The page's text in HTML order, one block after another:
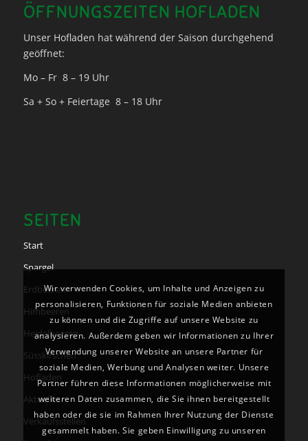
ÖFFNUNGSZEITEN HOFLADEN
Unser Hofladen hat während der Saison durchgehend
geöffnet:
Mo – Fr 8 – 19 Uhr
Sa + So + Feiertage 8 – 18 Uhr
SEITEN
Start
Spargel
Erdbeeren
Himbeeren
Heidelbeeren
Süsskirschen
Hofladen
Aktuelles
Verkaufsstellen
Wir verwenden Cookies, um Inhalte und Anzeigen zu
personalisieren, Funktionen für soziale Medien anbieten
zu können und die Zugriffe auf unsere Website zu
analysieren. Außerdem geben wir Informationen zu Ihrer
Verwendung unserer Website an unsere Partner für
soziale Medien, Werbung und Analysen weiter. Unsere
Partner führen diese Informationen möglicherweise mit
weiteren Daten zusammen, die Sie ihnen bereitgestellt
haben oder die sie im Rahmen Ihrer Nutzung der Dienste
gesammelt haben. Sie geben Einwilligung zu unseren